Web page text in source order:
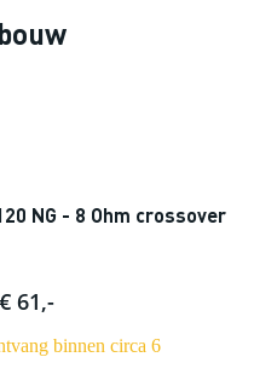
NG - 8 Ohm crossover
€ 61,-
binnen circa 6